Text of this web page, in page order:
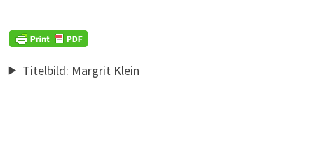
Titelbild: Margrit Klein